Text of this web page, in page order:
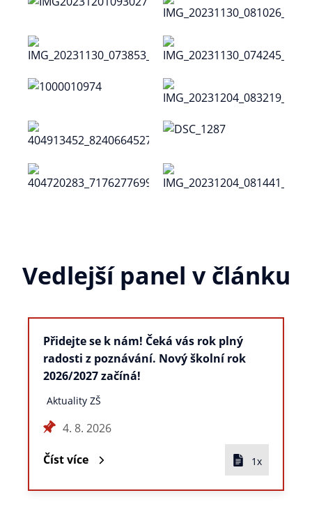
Vedlejší panel v článku
Přidejte se k nám! Čeká vás rok plný
radosti z poznávání. Nový školní rok
2026/2027 začíná!
Aktuality ZŠ
4. 8. 2026
Číst více 1x